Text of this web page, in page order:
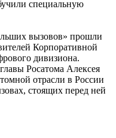
специальную
вызовов» прошли
Корпоративной
дивизиона.
Росатома Алексея
отрасли в России
стоящих перед ней